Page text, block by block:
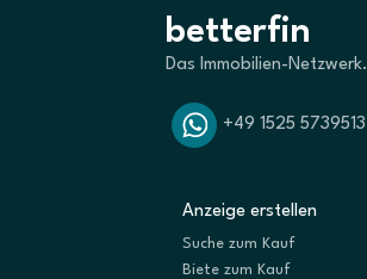
betterfin
Das Immobilien-Netzwerk.
+49 1525 5739513
Anzeige erstellen
Suche zum Kauf
Biete zum Kauf